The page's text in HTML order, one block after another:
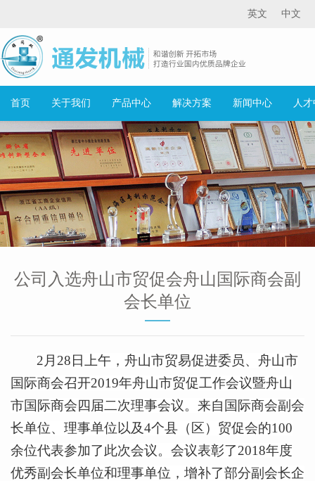
中文
英文
首页 关于我们 产品中心 解决方案 新闻中心 人
公司入选舟山市贸促会舟山国际商会副
会长单位
2 月 28 日
上午，舟山市贸易促进委员、舟山市
国际商会召开2019年舟山市贸促工作会议暨舟山
市国际商会四届二次理事会议。来自国际商会副会
长单位、理事单位以及4个县（区）贸促会的100
余位代表参加了此次会议。会议表彰了2018年度
优秀副会长单位和理事单位，增补了部分副会长企